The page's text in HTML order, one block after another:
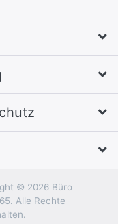
© 2026 Büro
Alle Rechte